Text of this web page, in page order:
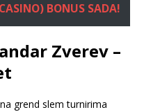
BONUS SADA!
Zverev –
grend slem turnirima